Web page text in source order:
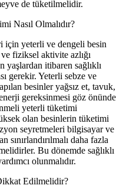
de tüketilmelidir.
Nasıl Olmalıdır?
için yeterli ve dengeli besin
fiziksel aktivite azlığı
yaşlardan itibaren sağlıklı
gerekir. Yeterli sebze ve
besinler yağsız et, tavuk,
gereksinmesi göz önünde
yeterli tüketimi
olan besinlerin tüketimi
seyretmeleri bilgisayar ve
sınırlandırılmalı daha fazla
Bu dönemde sağlıklı
olunmalıdır.
Edilmelidir?